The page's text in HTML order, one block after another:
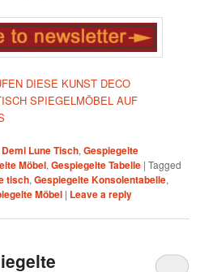
DIESE KUNST DECO
SPIEGELMÖBEL AUF
Demi Lune Tisch,Gespiegelte
Möbel,Gespiegelte Tabelle |Tagged
tisch,Gespiegelte Konsolentabelle,
Möbel | Leave a reply